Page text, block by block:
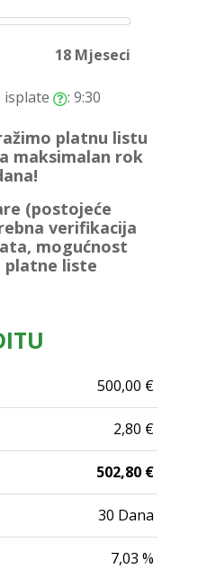
18 Mjeseci
isplate : 9:30
platnu listu
maksimalan rok
(postojeće
verifikacija
mogućnost
platne liste
500,00 €
2,80 €
502,80 €
30 Dana
7,03 %